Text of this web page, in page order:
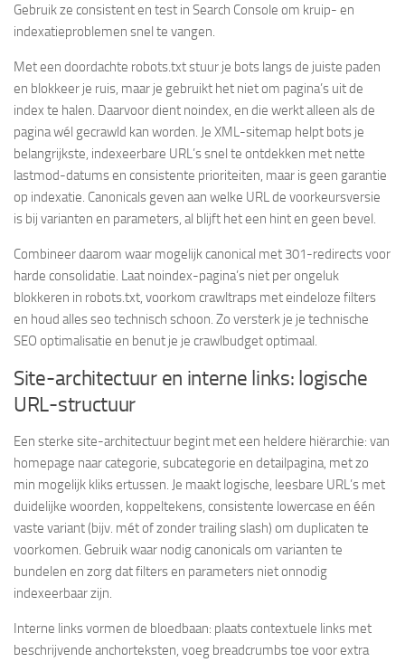
Gebruik ze consistent en test in Search Console om kruip- en
indexatieproblemen snel te vangen.
Met een doordachte robots.txt stuur je bots langs de juiste paden
en blokkeer je ruis, maar je gebruikt het niet om pagina’s uit de
index te halen. Daarvoor dient noindex, en die werkt alleen als de
pagina wél gecrawld kan worden. Je XML-sitemap helpt bots je
belangrijkste, indexeerbare URL’s snel te ontdekken met nette
lastmod-datums en consistente prioriteiten, maar is geen garantie
op indexatie. Canonicals geven aan welke URL de voorkeursversie
is bij varianten en parameters, al blijft het een hint en geen bevel.
Combineer daarom waar mogelijk canonical met 301-redirects voor
harde consolidatie. Laat noindex-pagina’s niet per ongeluk
blokkeren in robots.txt, voorkom crawltraps met eindeloze filters
en houd alles seo technisch schoon. Zo versterk je je technische
SEO optimalisatie en benut je je crawlbudget optimaal.
Site-architectuur en interne links: logische
URL-structuur
Een sterke site-architectuur begint met een heldere hiërarchie: van
homepage naar categorie, subcategorie en detailpagina, met zo
min mogelijk kliks ertussen. Je maakt logische, leesbare URL’s met
duidelijke woorden, koppeltekens, consistente lowercase en één
vaste variant (bijv. mét of zonder trailing slash) om duplicaten te
voorkomen. Gebruik waar nodig canonicals om varianten te
bundelen en zorg dat filters en parameters niet onnodig
indexeerbaar zijn.
Interne links vormen de bloedbaan: plaats contextuele links met
beschrijvende anchorteksten, voeg breadcrumbs toe voor extra